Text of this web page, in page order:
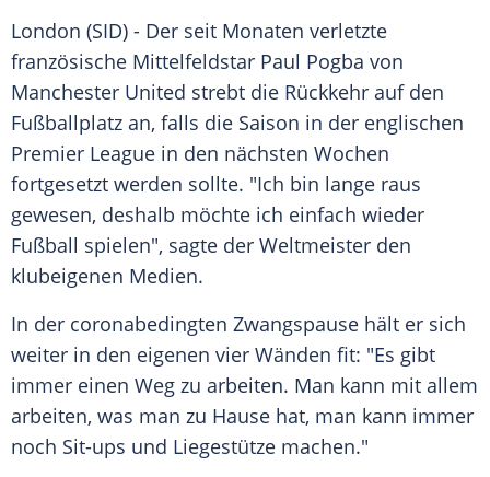
London (SID) - Der seit Monaten verletzte
französische Mittelfeldstar Paul Pogba von
Manchester United strebt die Rückkehr auf den
Fußballplatz an, falls die Saison in der englischen
Premier League in den nächsten Wochen
fortgesetzt werden sollte. "Ich bin lange raus
gewesen, deshalb möchte ich einfach wieder
Fußball spielen", sagte der Weltmeister den
klubeigenen Medien.
In der coronabedingten Zwangspause hält er sich
weiter in den eigenen vier Wänden fit: "Es gibt
immer einen Weg zu arbeiten. Man kann mit allem
arbeiten, was man zu Hause hat, man kann immer
noch Sit-ups und Liegestütze machen."